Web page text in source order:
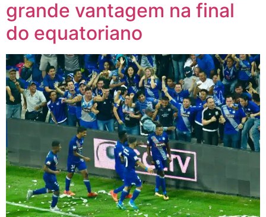
grande vantagem na final
do equatoriano